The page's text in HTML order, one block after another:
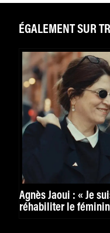
ÉGALEMENT SUR
Agnès Jaoui : « Je
réhabiliter le